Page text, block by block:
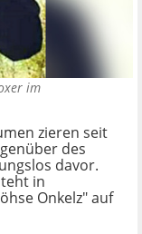
im
zieren seit
des
davor.
in
Onkelz" auf